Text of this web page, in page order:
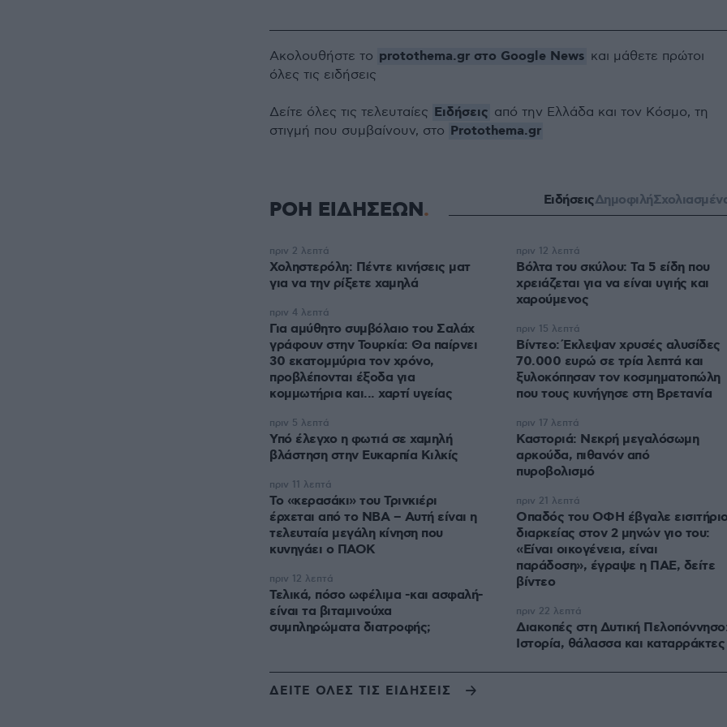
Ακολουθήστε το protothema.gr στο Google News και μάθετε πρώτοι
όλες τις ειδήσεις
Δείτε όλες τις τελευταίες Ειδήσεις από την Ελλάδα και τον Κόσμο, τη
στιγμή που συμβαίνουν, στο Protothema.gr
ΡΟΗ ΕΙΔΗΣΕΩΝ ΕιδήσειςΔημοφιλή
Χοληστερόλη: Πέντε κινήσεις ματ
για να την ρίξετε χαμηλά
πριν 2 λεπτά
Για αμύθητο συμβόλαιο του Σαλάχ
γράφουν στην Τουρκία: Θα παίρνει
30 εκατομμύρια τον χρόνο,
προβλέπονται έξοδα για
κομμωτήρια και... χαρτί υγείας
πριν 4 λεπτά
Υπό έλεγχο η φωτιά σε χαμηλή
βλάστηση στην Ευκαρπία Κιλκίς
πριν 5 λεπτά
Το «κερασάκι» του Τρινκιέρι
έρχεται από το NBA – Αυτή είναι η
τελευταία μεγάλη κίνηση που
κυνηγάει ο ΠΑΟΚ
πριν 11 λεπτά
Τελικά, πόσο ωφέλιμα -και ασφαλή-
είναι τα βιταμινούχα
συμπληρώματα διατροφής;
πριν 12 λεπτά
Βόλτα του σκύλου: Τα 5 είδη που
χρειάζεται για να είναι υγιής και
χαρούμενος
πριν 12 λεπτά
Βίντεο: Έκλεψαν χρυσές αλυσίδες
70.000 ευρώ σε τρία λεπτά και
ξυλοκόπησαν τον κοσμηματοπώλη
που τους κυνήγησε στη Βρετανία
πριν 15 λεπτά
Καστοριά: Νεκρή μεγαλόσωμη
αρκούδα, πιθανόν από
πυροβολισμό
πριν 17 λεπτά
Οπαδός του ΟΦΗ έβγαλε
διαρκείας στον 2 μηνών γιο του:
«Είναι οικογένεια, είναι
παράδοση», έγραψε η ΠΑΕ, δείτε
βίντεο
πριν 21 λεπτά
Διακοπές στη Δυτική
Ιστορία, θάλασσα και καταρράκτες
πριν 22 λεπτά
ΔΕΙΤΕ ΟΛΕΣ ΤΙΣ ΕΙΔΗΣΕΙΣ